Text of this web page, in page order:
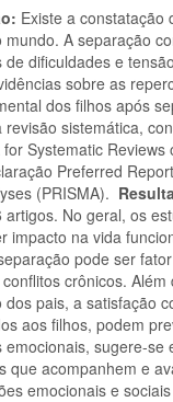
Existe a constatação
mundo. A separação
de dificuldades e
sobre as
dos filhos após
revisão sistemática,
for Systematic
Preferred
(PRISMA).
artigos. No geral, os
impacto na vida
pode ser
crônicos.
dos pais, a satisfação
aos filhos, podem
emocionais, sugere-se
que acompanhem e
emocionais e